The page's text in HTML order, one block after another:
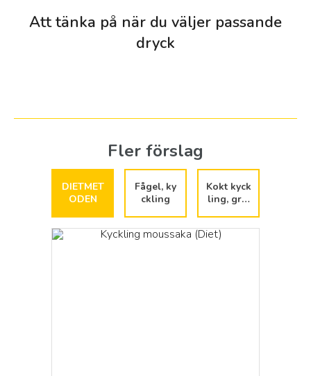
Att tänka på när du väljer passande
dryck
kryddig fågelrätt
Kryddiga fågelrätter innefattar kryddheta rätter och mindre
starka men kryddiga rätter. Kryddhetta skapas av kryddor
som chili, curry, svartpeppar m.fl. Hetta och kryddighet i
mat ställer speciella krav på drycksvalet. LÄS MER
Fler förslag
DIETMET
ODEN
Fågel, ky
ckling
Kokt kyck
ling, gryt